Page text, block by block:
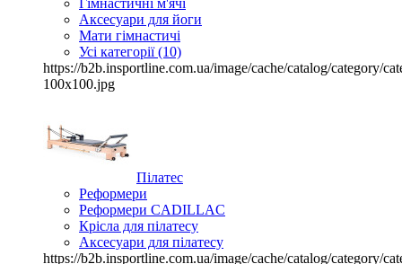
Гімнастичні м'ячі
Аксесуари для йоги
Мати гімнастичі
Усі категорії (10)
https://b2b.insportline.com.ua/image/cache/catalog/category/
100x100.jpg
Пілатес
Реформери
Реформери CADILLAC
Крісла для пілатесу
Аксесуари для пілатесу
https://b2b.insportline.com.ua/image/cache/catalog/category/